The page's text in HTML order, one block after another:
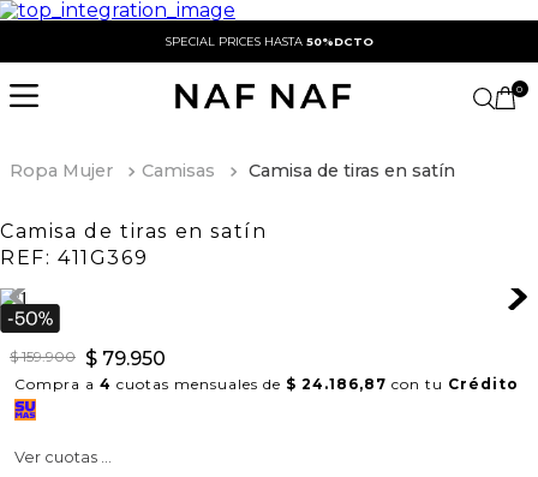
SPECIAL PRICES HASTA 50%DCTO
0
Ropa Mujer Camisas Camisa de tiras en satín
Camisa de tiras en satín
REF: 411G369
$ 159.900 $ 79.950
Compra a 4 cuotas mensuales de $ 24.186,87 con tu Crédito
Ver cuotas ...